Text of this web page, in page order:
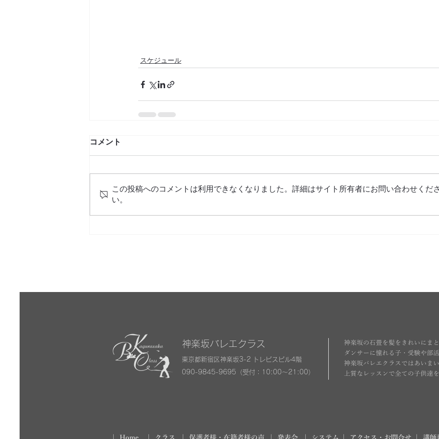
スケジュール
コメント
この投稿へのコメントは利用できなくなりました。詳細はサイト所有者にお問い合わせくだ
い。
神楽坂バレエクラス
東京都新宿区神楽坂3-2 トレビスビル4階
090-9845-9695（受付：10:00～21:00）
神楽坂の石畳を髪をきれいにま
ダンサーに憧れる子・受験や部
神楽坂バレエクラスではあいま
上質なレッスンで全ての子供達